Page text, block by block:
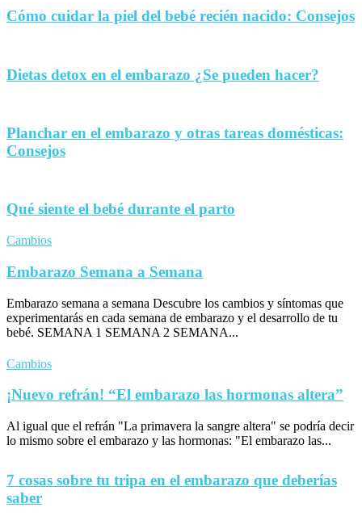
Cómo cuidar la piel del bebé recién nacido: Consejos
Dietas detox en el embarazo ¿Se pueden hacer?
Planchar en el embarazo y otras tareas domésticas:
Consejos
Qué siente el bebé durante el parto
Cambios
Embarazo Semana a Semana
Embarazo semana a semana Descubre los cambios y síntomas que
experimentarás en cada semana de embarazo y el desarrollo de tu
bebé. SEMANA 1 SEMANA 2 SEMANA...
Cambios
¡Nuevo refrán! “El embarazo las hormonas altera”
Al igual que el refrán "La primavera la sangre altera" se podría decir
lo mismo sobre el embarazo y las hormonas: "El embarazo las...
7 cosas sobre tu tripa en el embarazo que deberías
saber